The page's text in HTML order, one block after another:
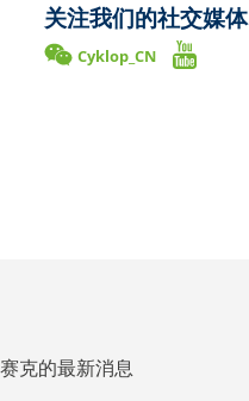
关注我们的社交媒体
Cyklop_CN
克的最新消息